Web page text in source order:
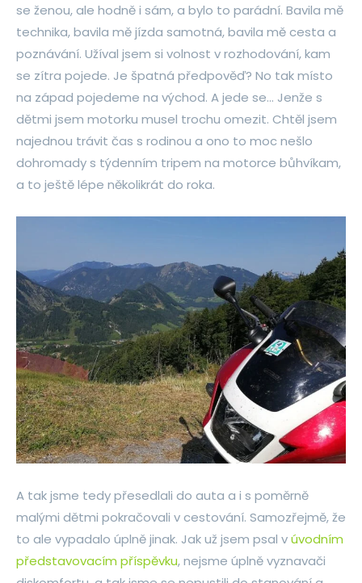
se ženou, ale hodně i sám, a bylo to parádní. Bavila mě
technika, bavila mě jízda samotná, bavila mě cesta a
poznávání. Užíval jsem si volnost v rozhodování, kam
se zítra pojede. Je špatná předpověď? No tak místo
na západ pojedeme na východ. A jede se… Jenže s
dětmi jsem motorku musel trochu omezit. Chtěl jsem
najednou trávit čas s rodinou a ono to moc nešlo
dohromady s týdenním tripem na motorce bůhvíkam,
a to ještě lépe několikrát do roka.
A tak jsme tedy přesedlali do auta a i s poměrně
malými dětmi pokračovali v cestování. Samozřejmě, že
to ale vypadalo úplně jinak. Jak už jsem psal vúvodním
představovacím příspěvku, nejsme úplně vyznavači